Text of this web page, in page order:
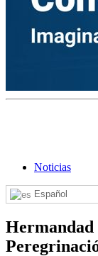
Noticias
Español
Hermandad
¿Cuándo se
El traslado cada
Quiero hacer el